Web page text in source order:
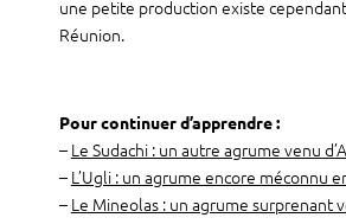
une petite production existe
Réunion.
Pour continuer d’apprendre :
– Le Sudachi : un autre agrume venu
– L’Ugli : un agrume encore méconnu
– Le Mineolas : un agrume surprenant